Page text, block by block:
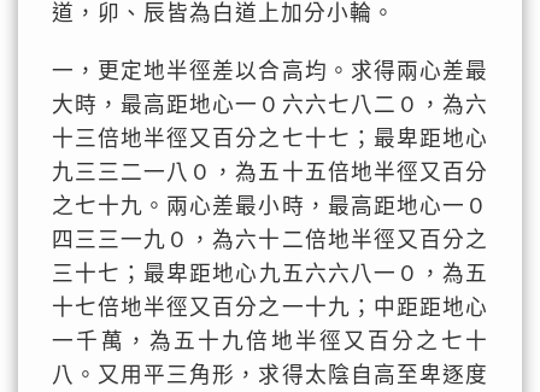
道，卯、辰皆為白道上加分小輪。
一，更定地半徑差以合高均。求得兩心差最
大時，最高距地心一０六六七八二０，為六
十三倍地半徑又百分之七十七；最卑距地心
九三三二一八０，為五十五倍地半徑又百分
之七十九。兩心差最小時，最高距地心一０
四三三一九０，為六十二倍地半徑又百分之
三十七；最卑距地心九五六六八一０，為五
十七倍地半徑又百分之一十九；中距距地心
一千萬，為五十九倍地半徑又百分之七十
八。又用平三角形，求得太陰自高至卑逐度